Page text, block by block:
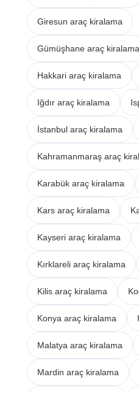
Giresun araç kiralama
Gümüşhane araç kiralama
Hakkari araç kiralama
Iğdır araç kiralama
İstanbul araç kiralama
Kahramanmaraş araç
Karabük araç kiralama
Kars araç kiralama
Kayseri araç kiralama
Kırklareli araç kiralama
Kilis araç kiralama
Konya araç kiralama
Malatya araç kiralama
Mardin araç kiralama